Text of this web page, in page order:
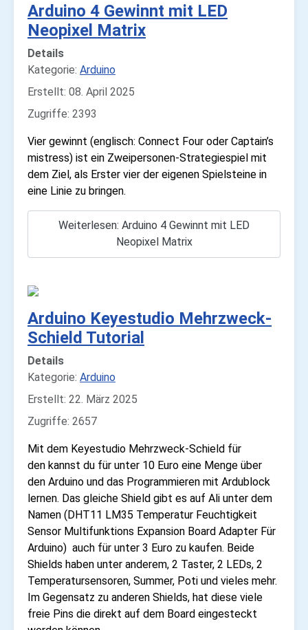
Arduino 4 Gewinnt mit LED
Neopixel Matrix
Details
Kategorie: Arduino
Erstellt: 08. April 2025
Zugriffe: 2393
Vier gewinnt (englisch: Connect Four oder Captain’s
mistress) ist ein Zweipersonen-Strategiespiel mit
dem Ziel, als Erster vier der eigenen Spielsteine in
eine Linie zu bringen.
Weiterlesen: Arduino 4 Gewinnt mit LED
Neopixel Matrix
Arduino Keyestudio Mehrzweck-
Schield Tutorial
Details
Kategorie: Arduino
Erstellt: 22. März 2025
Zugriffe: 2657
Mit dem Keyestudio Mehrzweck-Schield für
den kannst du für unter 10 Euro eine Menge über
den Arduino und das Programmieren mit Ardublock
lernen. Das gleiche Shield gibt es auf Ali unter dem
Namen (DHT11 LM35 Temperatur Feuchtigkeit
Sensor Multifunktions Expansion Board Adapter Für
Arduino) auch für unter 3 Euro zu kaufen. Beide
Shields haben unter anderem, 2 Taster, 2 LEDs, 2
Temperatursensoren, Summer, Poti und vieles mehr.
Im Gegensatz zu anderen Shields, hat diese viele
freie Pins die direkt auf dem Board eingesteckt